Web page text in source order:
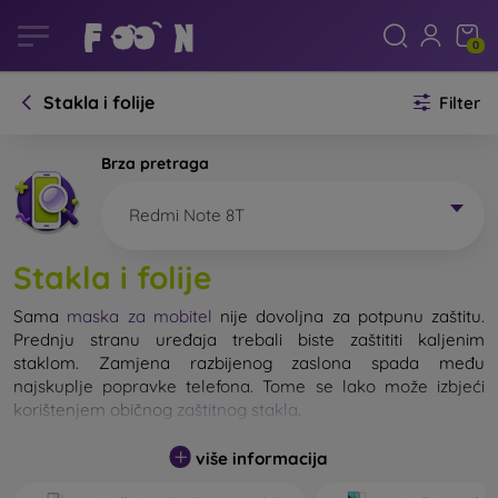
0
Stakla i folije Filter
Brza pretraga
Redmi Note 8T
Stakla i folije
Sama maska za mobitel nije dovoljna za potpunu zaštitu.
Prednju stranu uređaja trebali biste zaštititi kaljenim
staklom. Zamjena razbijenog zaslona spada među
najskuplje popravke telefona. Tome se lako može izbjeći
korištenjem običnog zaštitnog stakla
Nerazbijivo staklo za mobitel ne postoji, ali u većini slučajeva
više informacija